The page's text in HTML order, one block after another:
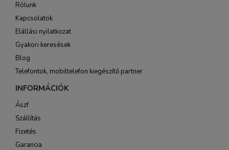
Rólunk
Kapcsolatok
Elállási nyilatkozat
Gyakori keresések
Blog
Telefontok, mobiltelefon kiegészítő partner
INFORMÁCIÓK
Ászf
Szállítás
Fizetés
Garancia